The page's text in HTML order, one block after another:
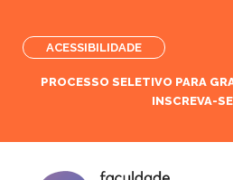
ACESSIBILIDADE
PROCESSO SELETIVO PARA
INSCREVA-